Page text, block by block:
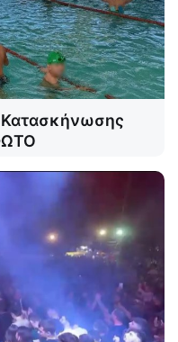
Κατασκήνωσης